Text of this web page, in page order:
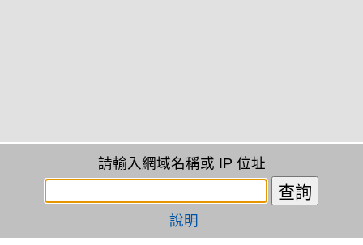
請輸入網域名稱或 IP 位址
說明